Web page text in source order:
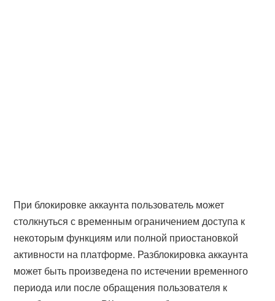
При блокировке аккаунта пользователь может
столкнуться с временным ограничением доступа к
некоторым функциям или полной приостановкой
активности на платформе. Разблокировка аккаунта
может быть произведена по истечении временного
периода или после обращения пользователя к